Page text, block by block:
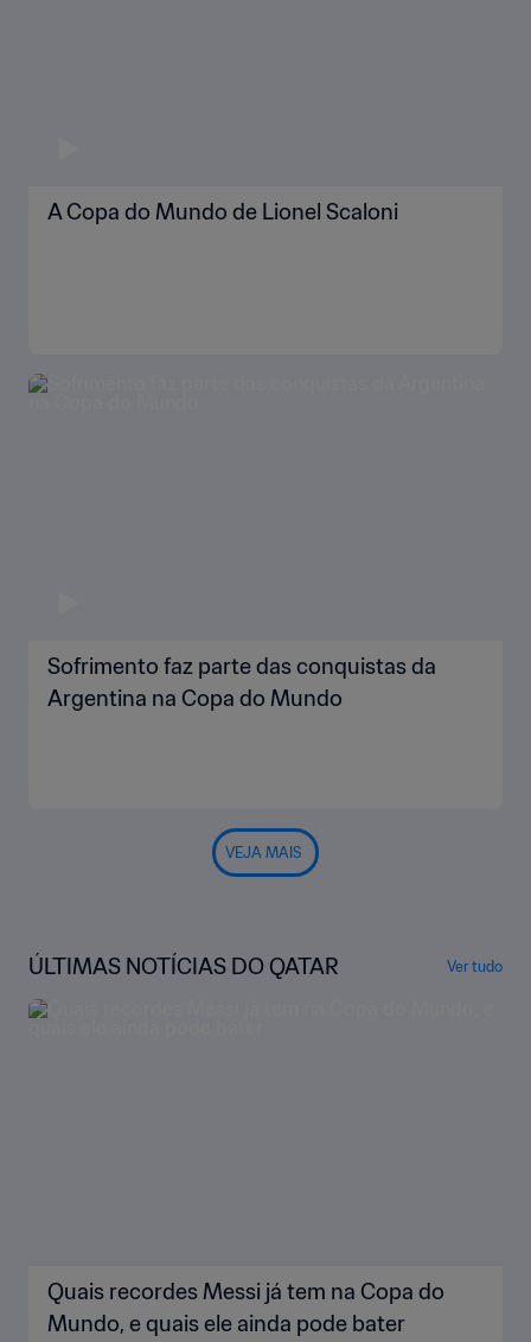
A Copa do Mundo de Lionel Scaloni
Sofrimento faz parte das conquistas da
Argentina na Copa do Mundo
VEJA MAIS
ÚLTIMAS NOTÍCIAS DO QATAR Ver tudo
Quais recordes Messi já tem na Copa do
Mundo, e quais ele ainda pode bater